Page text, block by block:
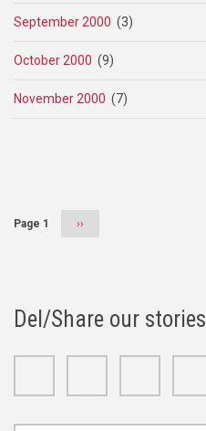
September 2000 (3)
October 2000 (9)
November 2000 (7)
Page 1
Next
››
Del/Share our stories